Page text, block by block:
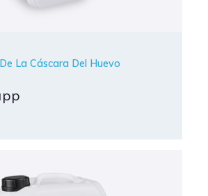
La Cáscara Del Huevo